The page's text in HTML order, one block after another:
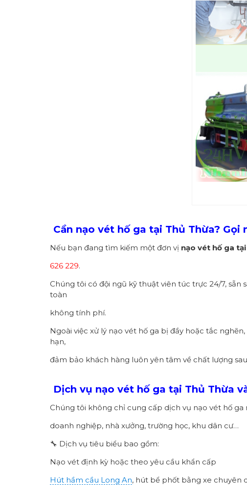
Cần nạo vét hố ga tại Thủ Thừa?
Nếu bạn đang tìm kiếm một đơn vị nạo vét hố ga
626 229.
Chúng tôi có đội ngũ kỹ thuật viên túc trực 24/7, sẵn
toàn
không tính phí.
Ngoài việc xử lý nạo vét hố ga bị đầy hoặc tắc
hạn,
đảm bảo khách hàng luôn yên tâm về chất lượng
Dịch vụ nạo vét hố ga tại Thủ Thừa
Chúng tôi không chỉ cung cấp dịch vụ nạo vét hố
doanh nghiệp, nhà xưởng, trường học, khu dân cư…
🔧 Dịch vụ tiêu biểu bao gồm:
Nạo vét định kỳ hoặc theo yêu cầu khẩn cấp
Hút hầm cầu Long An, hút bể phốt bằng xe chuyên